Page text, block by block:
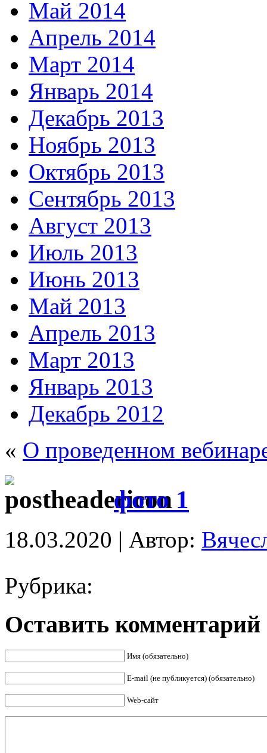
Май 2014
Апрель 2014
Март 2014
Январь 2014
Декабрь 2013
Ноябрь 2013
Октябрь 2013
Сентябрь 2013
Август 2013
Июль 2013
Июнь 2013
Май 2013
Апрель 2013
Март 2013
Январь 2013
Декабрь 2012
« О проведенном
фото 1
18.03.2020 | Автор:
Рубрика:
Оставить комментарий
Имя (обязательно)
E-mail (не публикуется) (обязательно)
Web-сайт